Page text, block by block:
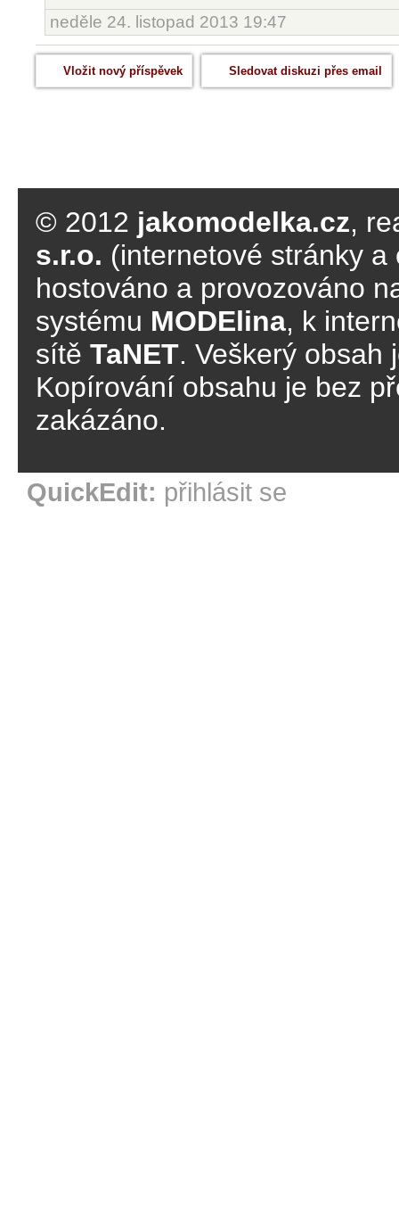
neděle 24. listopad 2013 19:47
Vložit nový příspěvek Sledovat diskuzi přes email
© 2012 jakomodelka.cz,
s.r.o. (internetové stránky
hostováno a provozováno
systému MODElina, k
sítě TaNET. Veškerý obsah
Kopírování obsahu je bez
zakázáno.
QuickEdit: přihlásit se